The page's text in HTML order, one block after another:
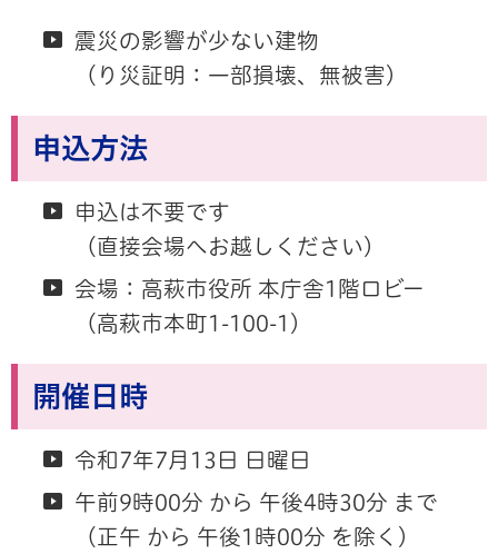
震災の影響が少ない建物
（り災証明：一部損壊、無被害）
申込方法
申込は不要です
（直接会場へお越しください）
会場：高萩市役所 本庁舎1階ロビー
（高萩市本町1-100-1）
開催日時
令和7年7月13日 日曜日
午前9時00分 から 午後4時30分 まで
（正午 から 午後1時00分 を除く）